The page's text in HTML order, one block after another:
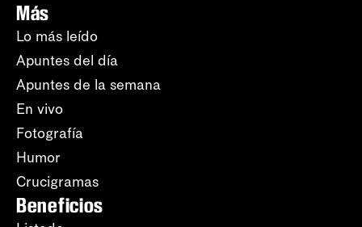
Más
Lo más leído
Apuntes del día
Apuntes de la semana
En vivo
Fotografía
Humor
Crucigramas
Beneficios